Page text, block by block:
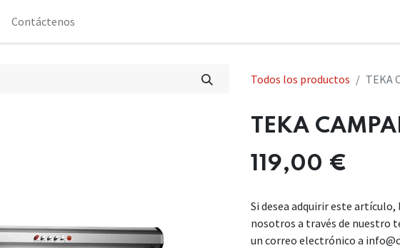
Contáctenos
Todos los productos TEKA
TEKA
119,00 €
Si desea adquirir este
nosotros a través de nuestro
un correo electrónico a